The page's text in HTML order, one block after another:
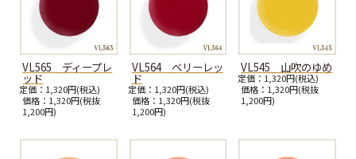
VL565 ディープレ
ッド
定価：1,320円(税込)
価格：1,320円(税抜
1,200円)
VL564 ベリーレッ
ド
定価：1,320円(税込)
価格：1,320円(税抜
1,200円)
VL545 山吹のゆめ
定価：1,320円(税込)
価格：1,320円(税抜
1,200円)